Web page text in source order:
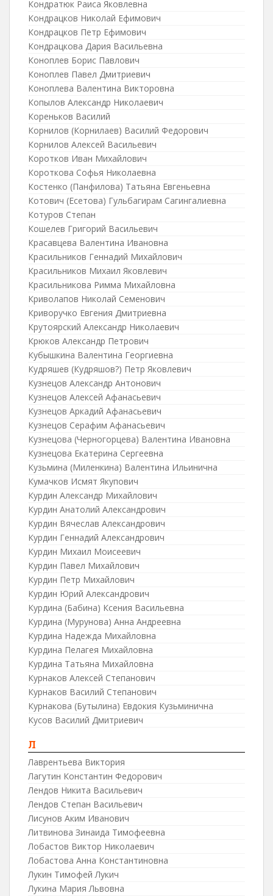
Кондратюк Раиса Яковлевна
Кондрацков Николай Ефимович
Кондрацков Петр Ефимович
Кондрацкова Дария Васильевна
Коноплев Борис Павлович
Коноплев Павел Дмитриевич
Коноплева Валентина Викторовна
Копылов Александр Николаевич
Кореньков Василий
Корнилов (Корнилаев) Василий Федорович
Корнилов Алексей Васильевич
Коротков Иван Михайлович
Короткова Софья Николаевна
Костенко (Панфилова) Татьяна Евгеньевна
Котович (Есетова) Гульбагирам Сагингалиевна
Котуров Степан
Кошелев Григорий Васильевич
Красавцева Валентина Ивановна
Красильников Геннадий Михайлович
Красильников Михаил Яковлевич
Красильникова Римма Михайловна
Криволапов Николай Семенович
Криворучко Евгения Дмитриевна
Крутоярский Александр Николаевич
Крюков Александр Петрович
Кубышкина Валентина Георгиевна
Кудряшев (Кудряшов?) Петр Яковлевич
Кузнецов Александр Антонович
Кузнецов Алексей Афанасьевич
Кузнецов Аркадий Афанасьевич
Кузнецов Серафим Афанасьевич
Кузнецова (Черногорцева) Валентина Ивановна
Кузнецова Екатерина Сергеевна
Кузьмина (Миленкина) Валентина Ильинична
Кумачков Исмят Якупович
Курдин Александр Михайлович
Курдин Анатолий Александрович
Курдин Вячеслав Александрович
Курдин Геннадий Александрович
Курдин Михаил Моисеевич
Курдин Павел Михайлович
Курдин Петр Михайлович
Курдин Юрий Александрович
Курдина (Бабина) Ксения Васильевна
Курдина (Мурунова) Анна Андреевна
Курдина Надежда Михайловна
Курдина Пелагея Михайловна
Курдина Татьяна Михайловна
Курнаков Алексей Степанович
Курнаков Василий Степанович
Курнакова (Бутылина) Евдокия Кузьминична
Кусов Василий Дмитриевич
Л
Лаврентьева Виктория
Лагутин Константин Федорович
Лендов Никита Васильевич
Лендов Степан Васильевич
Лисунов Аким Иванович
Литвинова Зинаида Тимофеевна
Лобастов Виктор Николаевич
Лобастова Анна Константиновна
Лукин Тимофей Лукич
Лукина Мария Львовна